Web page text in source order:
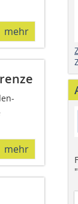
mehr
mehr